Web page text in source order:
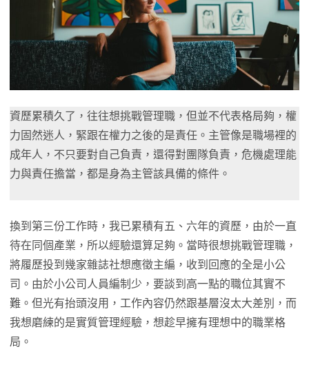
資歷累積久了，往往想挑戰管理職，但並不代表格局夠，權
力固然迷人，緊跟在權力之後的是責任。主管像是職場裡的
成年人，不只要對自己負責，還得對團隊負責，危機處理能
力與責任擔當，都是身為主管該具備的條件。
換到第三份工作時，我已累積有五、六年的資歷，由於一直
待在同個產業，所以經驗還算足夠。當時很想挑戰管理職，
將履歷投到幾家雜誌社想應徵主編，收到回應的全是小公
司。由於小公司人員編制少，要談到高一點的職位其實不
難。但光有抬頭沒用，工作內容仍然跟基層沒太大差別，而
我想磨練的是實質管理經驗，想趁早擁有理想中的職業格
局。